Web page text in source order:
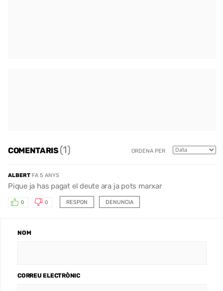
COMENTARIS(1) ORDENA PER
ALBERT FA 5 ANYS
Pique ja has pagat el deute ara ja pots marxar
RESPON
0 0 DENUNCIA
NOM
CORREU ELECTRÒNIC